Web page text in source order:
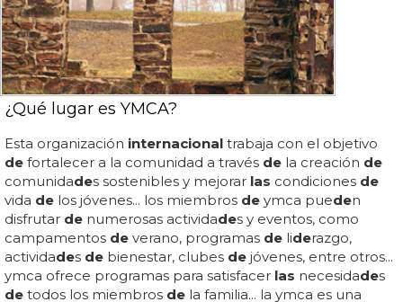
¿Qué lugar es YMCA?
Esta organización internacional trabaja con el objetivo
de fortalecer a la comunidad a través de la creación de
comunidades sostenibles y mejorar las condiciones de
vida de los jóvenes... los miembros de ymca pueden
disfrutar de numerosas actividades y eventos, como
campamentos de verano, programas de liderazgo,
actividades de bienestar, clubes de jóvenes, entre otros...
ymca ofrece programas para satisfacer las necesidades
de todos los miembros de la familia... la ymca es una